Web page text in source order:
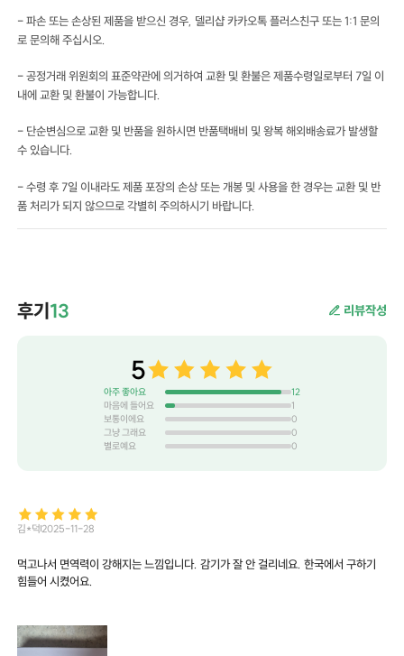
- 파손 또는 손상된 제품을 받으신 경우, 델리샵 카카오톡 플러스친구 또는 1:1 문의
로 문의해 주십시오.
- 공정거래 위원회의 표준약관에 의거하여 교환 및 환불은 제품수령일로부터 7일 이
내에 교환 및 환불이 가능합니다.
- 단순변심으로 교환 및 반품을 원하시면 반품택배비 및 왕복 해외배송료가 발생할
수 있습니다.
- 수령 후 7일 이내라도 제품 포장의 손상 또는 개봉 및 사용을 한 경우는 교환 및 반
품 처리가 되지 않으므로 각별히 주의하시기 바랍니다.
후기13 리뷰작성
5
아주 좋아요
12
마음에 들어요
1
보통이에요
0
그냥 그래요
0
별로예요
0
김*덕2025-11-28
먹고나서 면역력이 강해지는 느낌입니다. 감기가 잘 안 걸리네요. 한국에서 구하기
힘들어 시켰어요.